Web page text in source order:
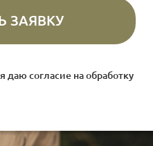
даю согласие наобработку